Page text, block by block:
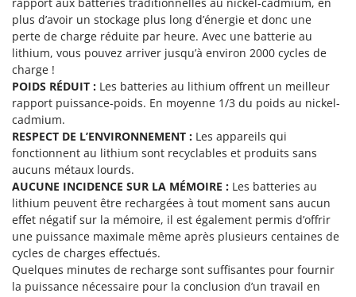
Tornado
Tre Spade
Trev - Abrek - TecnoVIR
Trotec
Troy-Bilt
U
Udor
Unger
V
Verdemax
Vesco
Volpi
plus d’avoir un stockage plus long d’énergie et donc une
perte de charge réduite par heure. Avec une batterie au
lithium, vous pouvez arriver jusqu’à environ 2000 cycles de
charge !
POIDS RÉDUIT : Les batteries au lithium offrent un meilleur
rapport puissance-poids. En moyenne 1/3 du poids au nickel-
cadmium.
RESPECT DE L’ENVIRONNEMENT : Les appareils qui
fonctionnent au lithium sont recyclables et produits sans
aucuns métaux lourds.
AUCUNE INCIDENCE SUR LA MÉMOIRE : Les batteries au
lithium peuvent être rechargées à tout moment sans aucun
effet négatif sur la mémoire, il est également permis d’offrir
une puissance maximale même après plusieurs centaines de
cycles de charges effectués.
Quelques minutes de recharge sont suffisantes pour fournir
la puissance nécessaire pour la conclusion d’un travail en